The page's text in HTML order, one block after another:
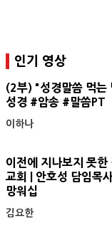
인기 영상
(2부) "성경말씀 먹
성경 #암송 #말씀PT
이하나
이전에 지나보지 못한
교회 | 안호성 담임
망워십
김요한